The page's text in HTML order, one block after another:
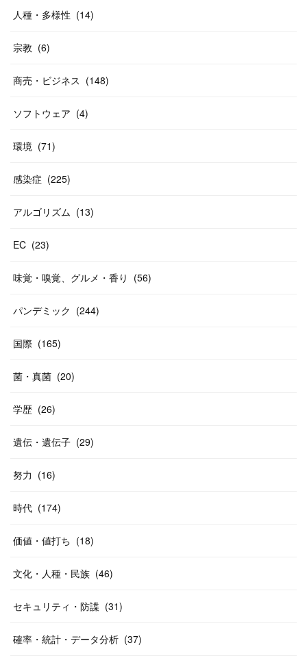
人種・多様性 (14)
宗教 (6)
商売・ビジネス (148)
ソフトウェア (4)
環境 (71)
感染症 (225)
アルゴリズム (13)
EC (23)
味覚・嗅覚、グルメ・香り (56)
パンデミック (244)
国際 (165)
菌・真菌 (20)
学歴 (26)
遺伝・遺伝子 (29)
努力 (16)
時代 (174)
価値・値打ち (18)
文化・人種・民族 (46)
セキュリティ・防諜 (31)
確率・統計・データ分析 (37)